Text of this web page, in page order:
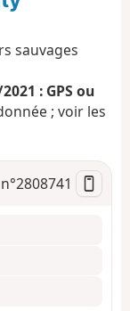
a
o
sauvages
: GPS ou
; voir les
n°2808741